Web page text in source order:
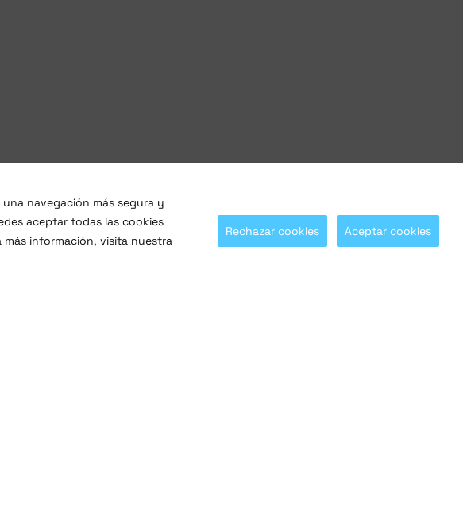
navegación más segura y
aceptar todas las cookies
información, visita nuestra
Rechazar cookies Aceptar cookies